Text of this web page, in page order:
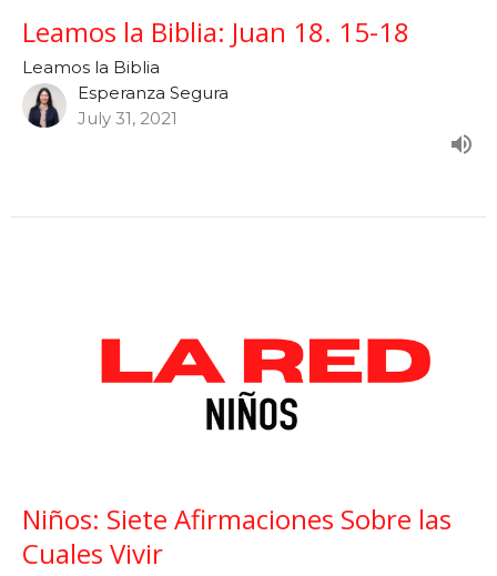
Leamos la Biblia: Juan 18. 15-18
Leamos la Biblia
Esperanza Segura
July 31, 2021
Niños: Siete Afirmaciones Sobre las
Cuales Vivir